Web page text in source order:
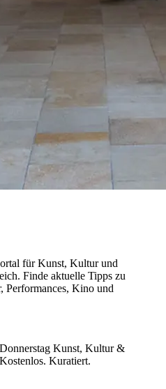
für Kunst, Kultur und
Finde aktuelle Tipps zu
Performances, Kino und
Kunst, Kultur &
Kuratiert.